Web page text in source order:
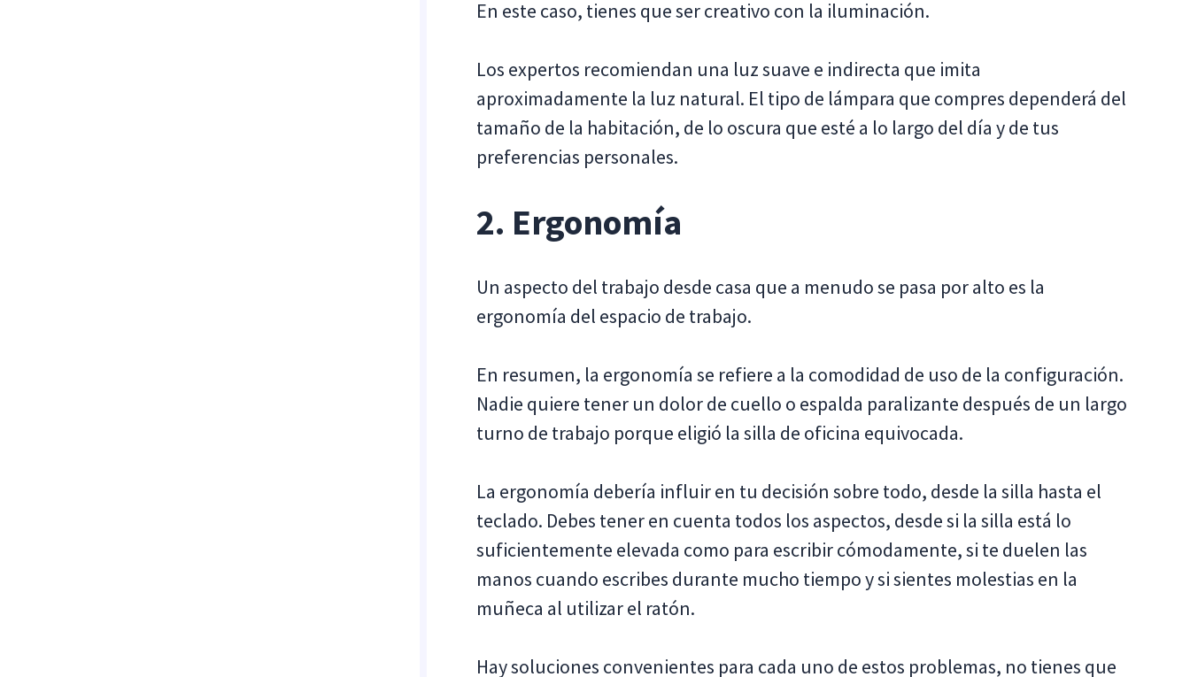
En este caso, tienes que ser creativo con la iluminación.
Los expertos recomiendan una luz suave e indirecta que imita
aproximadamente la luz natural. El tipo de lámpara que compres dependerá del
tamaño de la habitación, de lo oscura que esté a lo largo del día y de tus
preferencias personales.
2. Ergonomía
Un aspecto del trabajo desde casa que a menudo se pasa por alto es la
ergonomía del espacio de trabajo.
En resumen, la ergonomía se refiere a la comodidad de uso de la configuración.
Nadie quiere tener un dolor de cuello o espalda paralizante después de un largo
turno de trabajo porque eligió la silla de oficina equivocada.
La ergonomía debería influir en tu decisión sobre todo, desde la silla hasta el
teclado. Debes tener en cuenta todos los aspectos, desde si la silla está lo
suficientemente elevada como para escribir cómodamente, si te duelen las
manos cuando escribes durante mucho tiempo y si sientes molestias en la
muñeca al utilizar el ratón.
Hay soluciones convenientes para cada uno de estos problemas, no tienes que